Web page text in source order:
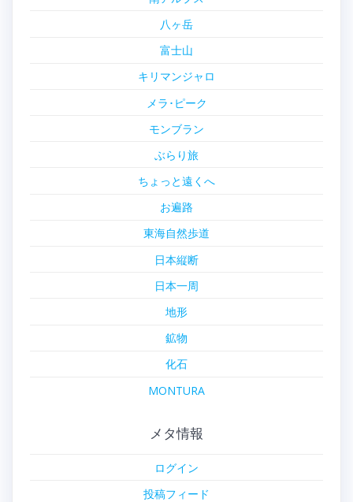
八ヶ岳
富士山
キリマンジャロ
メラ･ピーク
モンブラン
ぶらり旅
ちょっと遠くへ
お遍路
東海自然歩道
日本縦断
日本一周
地形
鉱物
化石
MONTURA
メタ情報
ログイン
投稿フィード